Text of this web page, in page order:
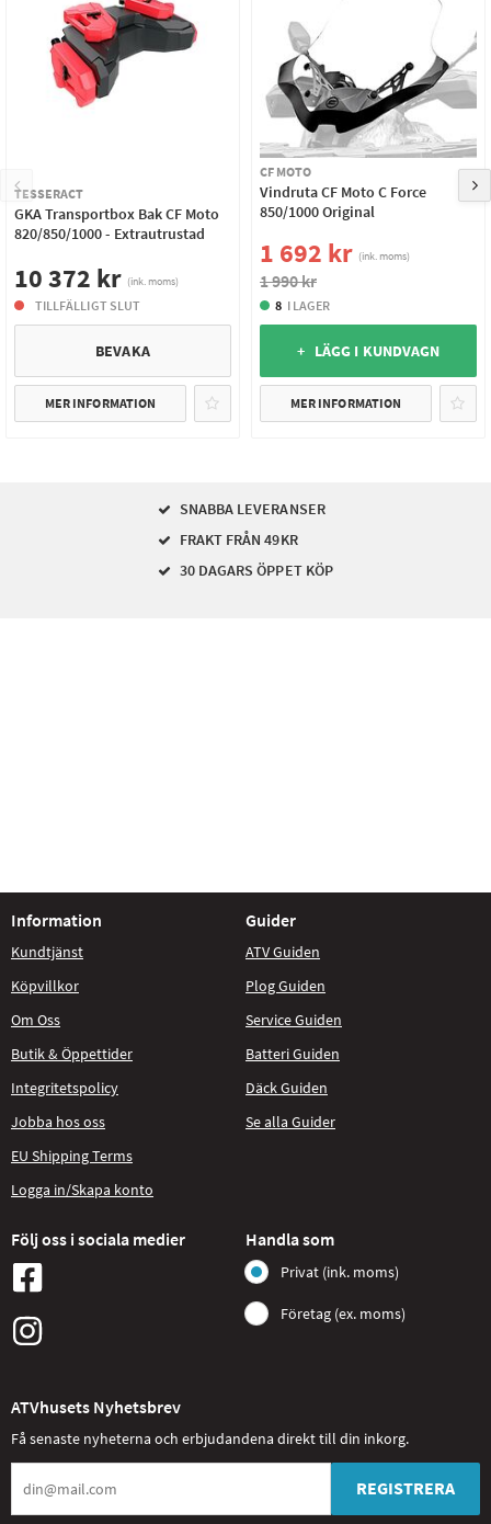
TESSERACT
GKA Transportbox Bak CF Moto
820/850/1000 - Extrautrustad
10 372 kr (ink. moms)
TILLFÄLLIGT SLUT
BEVAKA
MER INFORMATION
CF MOTO
Vindruta CF Moto C Force
850/1000 Original
1 692 kr (ink. moms)
1 990 kr
8 I LAGER
+ LÄGG I KUNDVAGN
MER INFORMATION
SNABBA LEVERANSER
FRAKT FRÅN 49KR
30 DAGARS ÖPPET KÖP
Information
Kundtjänst
Köpvillkor
Om Oss
Butik & Öppettider
Integritetspolicy
Jobba hos oss
EU Shipping Terms
Logga in/Skapa konto
Guider
ATV Guiden
Plog Guiden
Service Guiden
Batteri Guiden
Däck Guiden
Se alla Guider
Följ oss i sociala medier Handla som
Privat (ink. moms)
Företag (ex. moms)
ATVhusets Nyhetsbrev
Få senaste nyheterna och erbjudandena direkt till din inkorg.
REGISTRERA